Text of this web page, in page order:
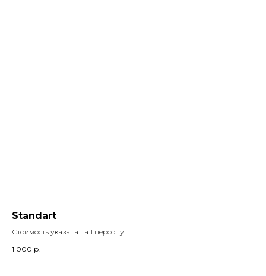
Standart
Стоимость указана на 1 персону
1 000 р.